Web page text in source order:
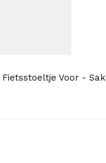
Voor -